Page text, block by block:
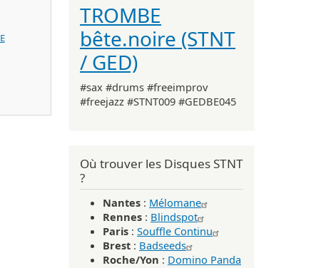
Draft 2025)
TROMBE
bête.noire (STNT
/ GED)
#sax #drums #freeimprov
#freejazz #STNT009 #GEDBE045
Où trouver les Disques STNT
?
Nantes : Mélomane
Rennes : Blindspot
Paris : Souffle Continu
Brest : Badseeds
Roche/Yon : Domino Panda